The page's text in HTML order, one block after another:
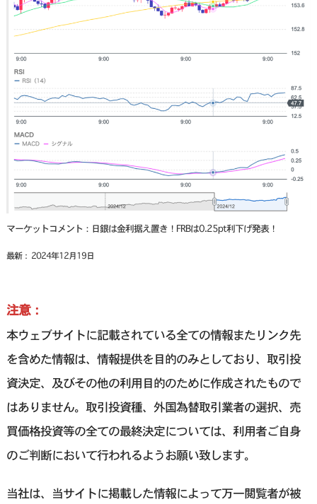
マーケットコメント：日銀は金利据え置き！FRBは0.25pt利下げ発表！
最新： 2024年12月19日
注意：
本ウェブサイトに記載されている全ての情報またリンク先
を含めた情報は、情報提供を目的のみとしており、取引投
資決定、及びその他の利用目的のために作成されたもので
はありません。取引投資種、外国為替取引業者の選択、売
買価格投資等の全ての最終決定については、利用者ご自身
のご判断において行われるようお願い致します。
当社は、当サイトに掲載した情報によって万一閲覧者が被